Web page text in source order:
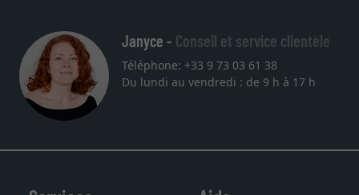
Janyce - Conseil et service clientèle
Téléphone: +33 9 73 03 61 38
Du lundi au vendredi : de 9 h à 17 h